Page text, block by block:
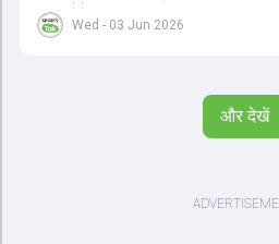
Wed - 03 Jun 2026
सलाह देते हुए कहा, 'एक बिहारी सब पर
पर विश्वास रखने और नकारात्मक बातों पर
सीरीज खेलेंगे। वहीं, विराट कोहली लंदन
और देखें